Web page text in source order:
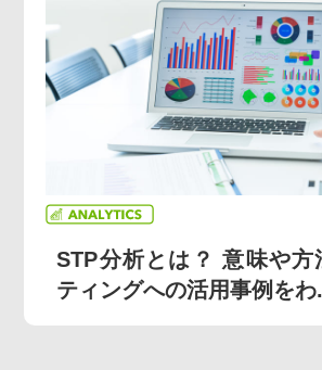
STP分析とは？ 意味や方
ティングへの活用事例をわ